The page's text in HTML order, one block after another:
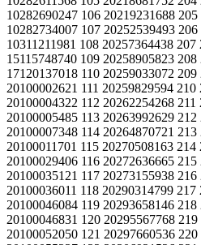
10282690247 106 20219231688
10282734007 107 20252539493
10311211981 108 20257364438 207
15115748740 109 20258905823 208
17120137018 110 20259033072 209
20100002621 111 20259829594 210
20100004322 112 20262254268 211
20100005485 113 20263992629
20100007348 114 20264870721
20100011701 115 20270508163
20100029406 116 20272636665
20100035121 117 20273155938
20100036011 118 20290314799
20100046084 119 20293658146 218
20100046831 120 20295567768
20100052050 121 20297660536